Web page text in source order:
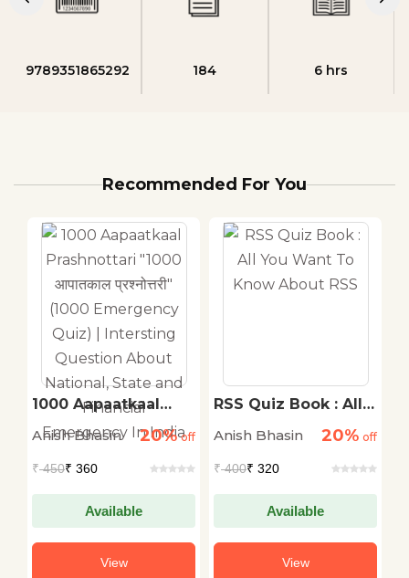
9789351865292 184 6 hrs
Recommended For You
1000 Aapaatkaal
आपातकाल प्रश्नोत्तरी"
Quiz) | Intersting
Question About
National, State and
Financial
Emergency In India
Anish Bhasin 20% off
₹450₹ 360
Available
View
RSS Quiz Book : All
About RSS
Anish Bhasin 20% off
₹400₹ 320
Available
View